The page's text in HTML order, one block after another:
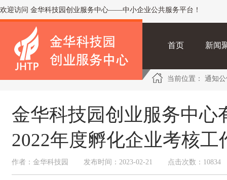
欢迎访问 金华科技园创业服务中心——中小企业公共服务平台！
首页 新闻
当前位置： 通知
金华科技园创业服务中心
2022年度孵化企业考核工
作者：金华科技园 发布时间：2023-02-21 点击次数：10834